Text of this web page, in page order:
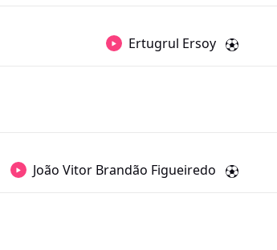
Ertugrul Ersoy
João Vitor Brandão Figueiredo